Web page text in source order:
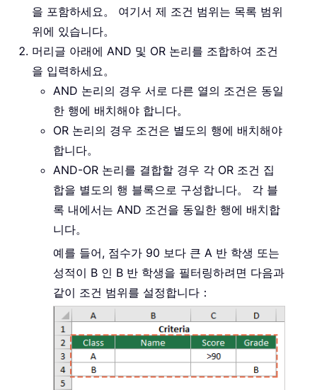
을 포함하세요。 여기서 제 조건 범위는 목록 범위
위에 있습니다。
머리글 아래에 AND 및 OR 논리를 조합하여 조건
을 입력하세요。
AND 논리의 경우 서로 다른 열의 조건은 동일
한 행에 배치해야 합니다。
OR 논리의 경우 조건은 별도의 행에 배치해야
합니다。
AND-OR 논리를 결합할 경우 각 OR 조건 집
합을 별도의 행 블록으로 구성합니다。 각 블
록 내에서는 AND 조건을 동일한 행에 배치합
니다。
예를 들어, 점수가 90 보다 큰 A 반 학생 또는
성적이 B 인 B 반 학생을 필터링하려면 다음과
같이 조건 범위를 설정합니다：